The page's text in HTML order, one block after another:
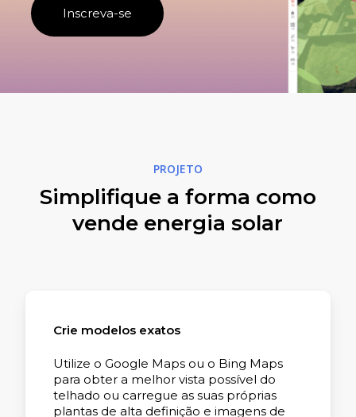
Inscreva-se
PROJETO
Simplifique a forma como
vende energia solar
Crie modelos exatos
Utilize o Google Maps ou o Bing Maps
para obter a melhor vista possível do
telhado ou carregue as suas próprias
plantas de alta definição e imagens de